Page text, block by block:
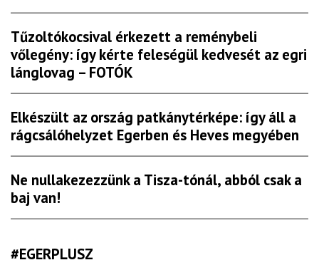
Tűzoltókocsival érkezett a reménybeli
vőlegény: így kérte feleségül kedvesét az egri
lánglovag – FOTÓK
Elkészült az ország patkánytérképe: így áll a
rágcsálóhelyzet Egerben és Heves megyében
Ne nullakezezzünk a Tisza-tónál, abból csak a
baj van!
#EGERPLUSZ